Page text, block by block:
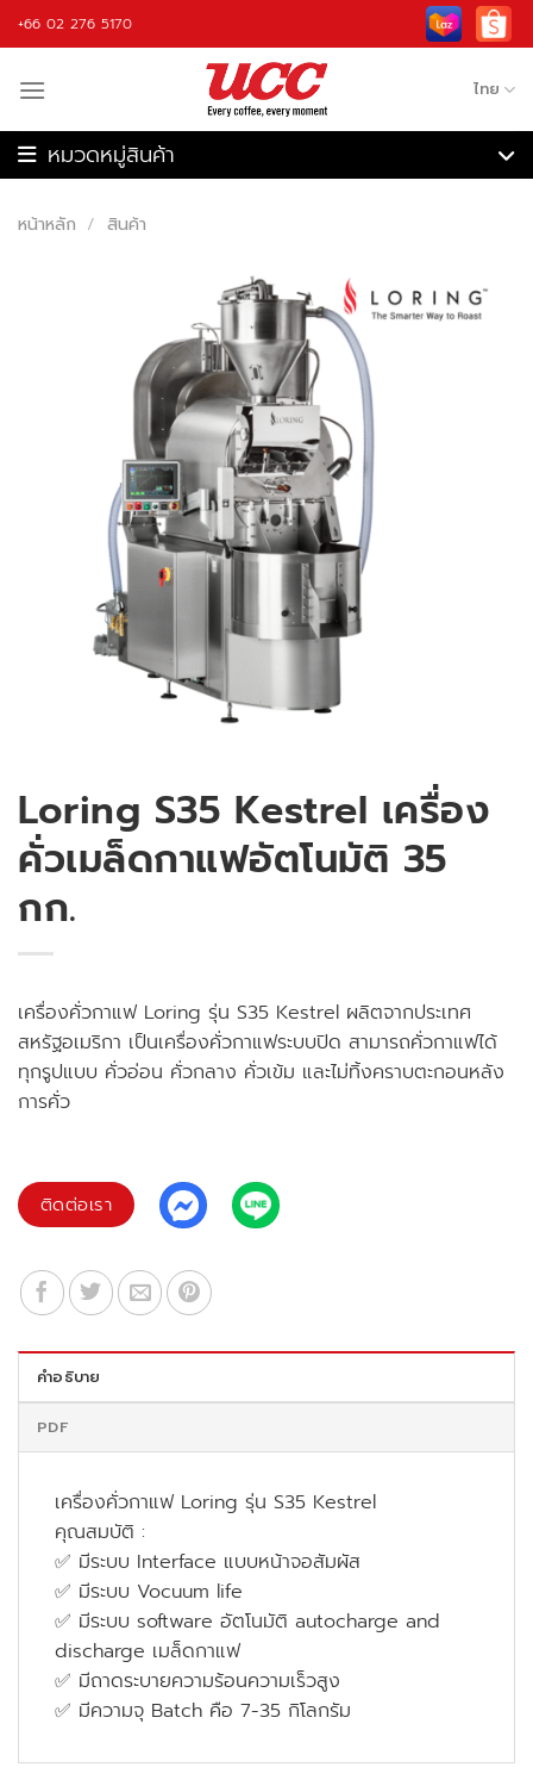
Skip
to
+66 02 276 5170
ไทย
อุปกรณ์กาแฟ
หน้าหลัก / สินค้า
Loring S35 Kestrel เครื่อง
คั่วเมล็ดกาแฟอัตโนมัติ 35
กก.
เครื่องคั่วกาแฟ Loring รุ่น S35 Kestrel ผลิตจากประเทศ
สหรัฐอเมริกา เป็นเครื่องคั่วกาแฟระบบปิด สามารถคั่วกาแฟได้
ทุกรูปแบบ คั่วอ่อน คั่วกลาง คั่วเข้ม และไม่ทิ้งคราบตะกอนหลัง
การคั่ว
ติดต่อเรา
คำอธิบาย
PDF
เครื่องคั่วกาแฟ Loring รุ่น S35 Kestrel
คุณสมบัติ :
✅ มีระบบ Interface แบบหน้าจอสัมผัส
✅ มีระบบ Vocuum life
✅ มีระบบ software อัตโนมัติ autocharge and
discharge เมล็ดกาแฟ
✅ มีถาดระบายความร้อนความเร็วสูง
✅ มีความจุ Batch คือ 7-35 กิโลกรัม